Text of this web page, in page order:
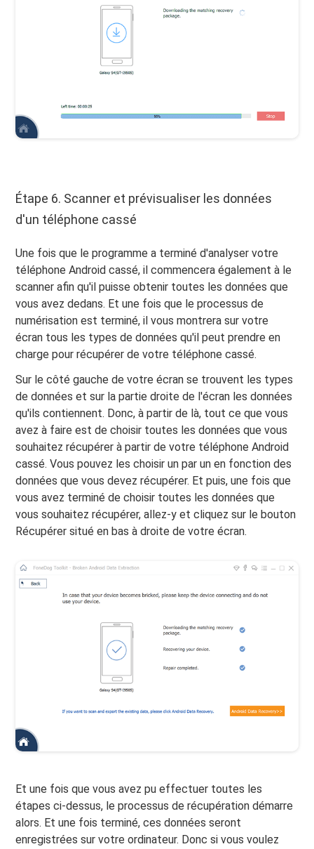
Étape 6. Scanner et prévisualiser les données
d'un téléphone cassé
Une fois que le programme a terminé d'analyser votre
téléphone Android cassé, il commencera également à le
scanner afin qu'il puisse obtenir toutes les données que
vous avez dedans. Et une fois que le processus de
numérisation est terminé, il vous montrera sur votre
écran tous les types de données qu'il peut prendre en
charge pour récupérer de votre téléphone cassé.
Sur le côté gauche de votre écran se trouvent les types
de données et sur la partie droite de l'écran les données
qu'ils contiennent. Donc, à partir de là, tout ce que vous
avez à faire est de choisir toutes les données que vous
souhaitez récupérer à partir de votre téléphone Android
cassé. Vous pouvez les choisir un par un en fonction des
données que vous devez récupérer. Et puis, une fois que
vous avez terminé de choisir toutes les données que
vous souhaitez récupérer, allez-y et cliquez sur le bouton
Récupérer situé en bas à droite de votre écran.
Et une fois que vous avez pu effectuer toutes les
étapes ci-dessus, le processus de récupération démarre
alors. Et une fois terminé, ces données seront
enregistrées sur votre ordinateur. Donc si vous voulez